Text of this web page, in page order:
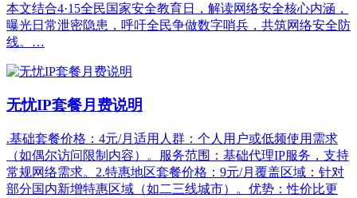
本文结合4·15全民国家安全教育日，解读网络安全核心内涵，
曝光日常泄密隐患，呼吁全民争做数字哨兵，共筑网络安全防
线。…
无忧IP套餐月费说明
.基础套餐价格：4元/月适用人群：个人用户或低频使用需求
（如偶尔访问限制内容）。服务范围：基础代理IP服务，支持
常规网络需求。2.特惠地区套餐价格：9元/月覆盖区域：针对
部分国内新增特惠区域（如二三线城市）。优势：性价比更